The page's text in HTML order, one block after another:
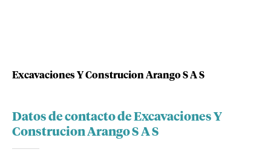
Excavaciones Y Construcion Arango S A S
Datos de contacto de Excavaciones Y
Construcion Arango S A S